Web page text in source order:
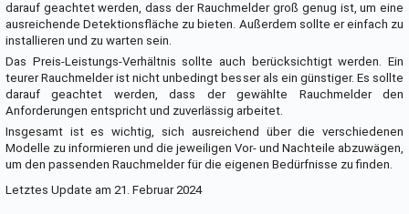
darauf geachtet werden, dass der Rauchmelder groß genug ist, um eine
ausreichende Detektionsfläche zu bieten. Außerdem sollte er einfach zu
installieren und zu warten sein.
Das Preis-Leistungs-Verhältnis sollte auch berücksichtigt werden. Ein
teurer Rauchmelder ist nicht unbedingt besser als ein günstiger. Es sollte
darauf geachtet werden, dass der gewählte Rauchmelder den
Anforderungen entspricht und zuverlässig arbeitet.
Insgesamt ist es wichtig, sich ausreichend über die verschiedenen
Modelle zu informieren und die jeweiligen Vor- und Nachteile abzuwägen,
um den passenden Rauchmelder für die eigenen Bedürfnisse zu finden.
Letztes Update am 21. Februar 2024